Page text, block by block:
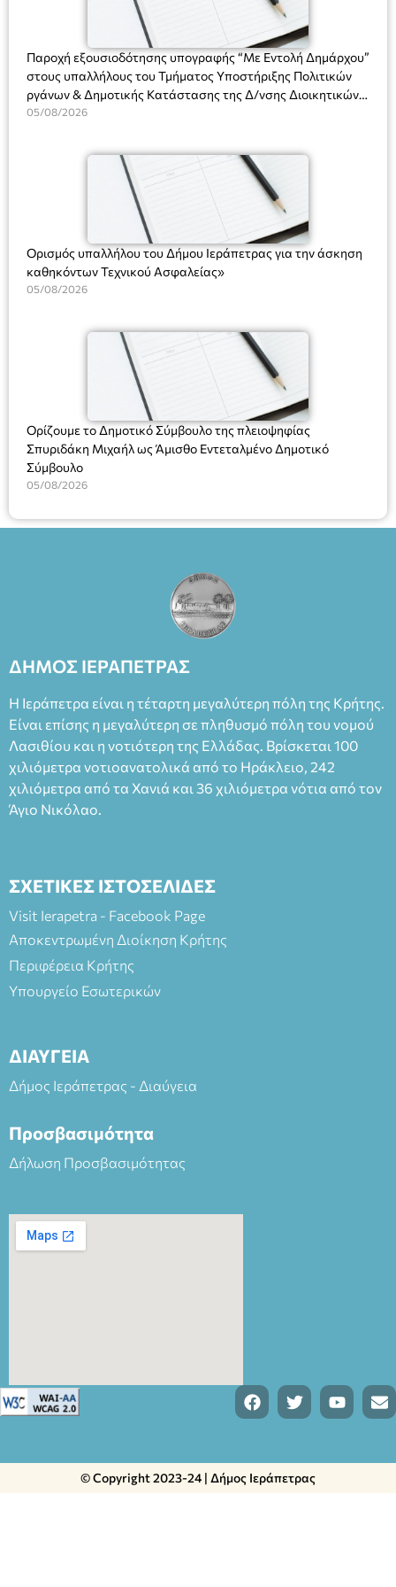
ΘΕΑΤΡΙΚΕΣ ΠΑΡΑΓΩΓΕΣ ΕΕ
Παροχή εξουσιοδότησης υπογραφής “Με Εντολή Δημάρχου”
στους υπαλλήλους του Τμήματος Υποστήριξης Πολιτικών
ργάνων & Δημοτικής Κατάστασης της Δ/νσης Διοικητικών
Υπηρεσιών για αποφάσεις, πιστοποιητικά, πράξεις και
(Ν. 5314/2026).»
05/08/2026
Ορισμός υπαλλήλου του Δήμου Ιεράπετρας για την άσκηση
καθηκόντων Τεχνικού Ασφαλείας»
05/08/2026
Ορίζουμε το Δημοτικό Σύμβουλο της πλειοψηφίας
Σπυριδάκη Μιχαήλ ως Άμισθο Εντεταλμένο Δημοτικό
Σύμβουλο
05/08/2026
ΔΗΜΟΣ ΙΕΡΑΠΕΤΡΑΣ
Η Ιεράπετρα είναι η τέταρτη μεγαλύτερη πόλη της Κρήτης.
Είναι επίσης η μεγαλύτερη σε πληθυσμό πόλη του νομού
Λασιθίου και η νοτιότερη της Ελλάδας. Βρίσκεται 100
χιλιόμετρα νοτιοανατολικά από το Ηράκλειο, 242
χιλιόμετρα από τα Χανιά και 36 χιλιόμετρα νότια από τον
Άγιο Νικόλαο.
ΣΧΕΤΙΚΕΣ ΙΣΤΟΣΕΛΙΔΕΣ
Visit Ierapetra - Facebook Page
Αποκεντρωμένη Διοίκηση Κρήτης
Περιφέρεια Κρήτης
Υπουργείο Εσωτερικών
ΔΙΑΥΓΕΙΑ
Δήμος Ιεράπετρας - Διαύγεια
Προσβασιμότητα
Δήλωση Προσβασιμότητας
© Copyright 2023-24 | Δήμος Ιεράπετρας